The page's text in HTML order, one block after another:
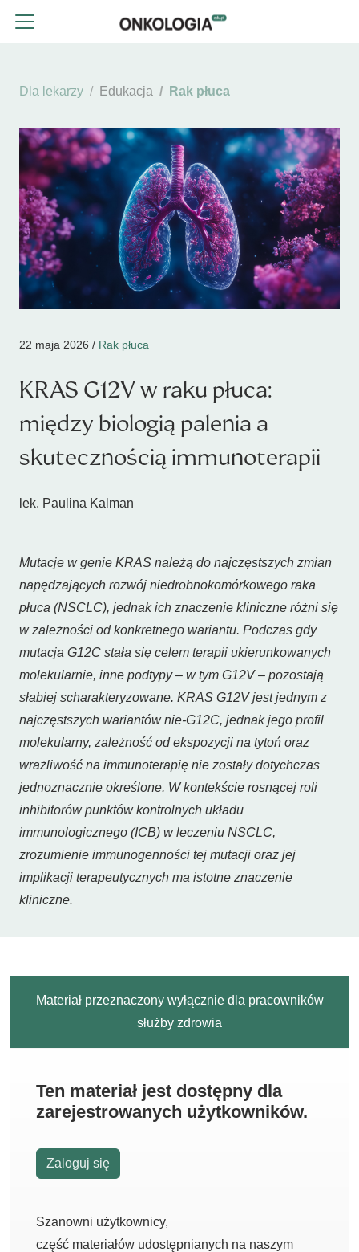
Dla lekarzy Edukacja Rak płuca
22 maja 2026 / Rak płuca
KRAS G12V w raku płuca:
między biologią palenia a
skutecznością immunoterapii
lek. Paulina Kalman
Mutacje w genie KRAS należą do najczęstszych zmian
napędzających rozwój niedrobnokomórkowego raka
płuca (NSCLC), jednak ich znaczenie kliniczne różni się
w zależności od konkretnego wariantu. Podczas gdy
mutacja G12C stała się celem terapii ukierunkowanych
molekularnie, inne podtypy – w tym G12V – pozostają
słabiej scharakteryzowane. KRAS G12V jest jednym z
najczęstszych wariantów nie-G12C, jednak jego profil
molekularny, zależność od ekspozycji na tytoń oraz
wrażliwość na immunoterapię nie zostały dotychczas
jednoznacznie określone. W kontekście rosnącej roli
inhibitorów punktów kontrolnych układu
immunologicznego (ICB) w leczeniu NSCLC,
zrozumienie immunogenności tej mutacji oraz jej
implikacji terapeutycznych ma istotne znaczenie
kliniczne.
Materiał przeznaczony wyłącznie dla pracowników
służby zdrowia
Ten materiał jest dostępny dla
zarejestrowanych użytkowników.
Zaloguj się
Szanowni użytkownicy,
część materiałów udostępnianych na naszym